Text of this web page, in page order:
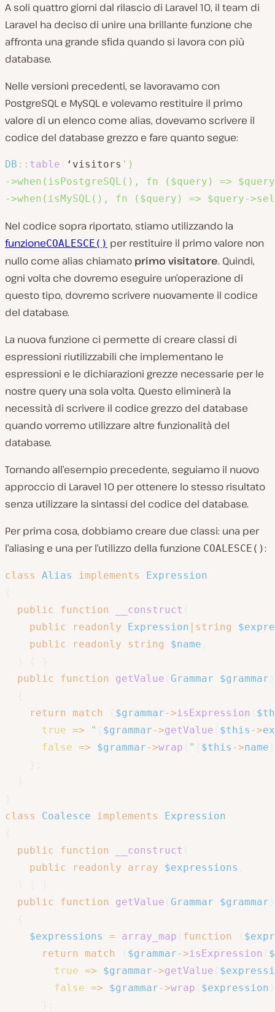
A soli quattro giorni dal rilascio di Laravel 10, il team di
Laravel ha deciso di unire una brillante funzione che
affronta una grande sfida quando si lavora con più
database.
Nelle versioni precedenti, se lavoravamo con
PostgreSQL e MySQL e volevamo restituire il primo
valore di un elenco come alias, dovevamo scrivere il
codice del database grezzo e fare quanto segue:
DB :: table ‘visitors ')
->when(isPostgreSQL(), fn ($query) =>
->when(isMySQL(), fn ($query) => $query-
Nel codice sopra riportato, stiamo utilizzando la
funzioneCOALESCE() per restituire il primo valore non
nullo come alias chiamato primo visitatore. Quindi,
ogni volta che dovremo eseguire un’operazione di
questo tipo, dovremo scrivere nuovamente il codice
del database.
La nuova funzione ci permette di creare classi di
espressioni riutilizzabili che implementano le
espressioni e le dichiarazioni grezze necessarie per le
nostre query una sola volta. Questo eliminerà la
necessità di scrivere il codice grezzo del database
quando vorremo utilizzare altre funzionalità del
database.
Tornando all’esempio precedente, seguiamo il nuovo
approccio di Laravel 10 per ottenere lo stesso risultato
senza utilizzare la sintassi del codice del database.
Per prima cosa, dobbiamo creare due classi: una per
l’aliasing e una per l’utilizzo della funzione COALESCE():
class Alias implements
Expression
public
function __construct
public
readonly Expression | string
public
readonly string $name
public
function getValue Grammar $grammar
return
match $grammar->isExpression
true => " $grammar->getValue $this ->
false => $grammar->wrap " $this ->name
class
Coalesce implements
Expression
public
function __construct
public
readonly array $expressions
public
function getValue Grammar $grammar
$expressions
= array_map function
return
match $grammar->isExpression
true => $grammar->getValue
false => $grammar->wrap $expression